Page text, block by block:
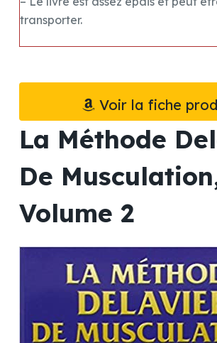
transporter.
Voir la fiche
La Méthode
De
Volume 2